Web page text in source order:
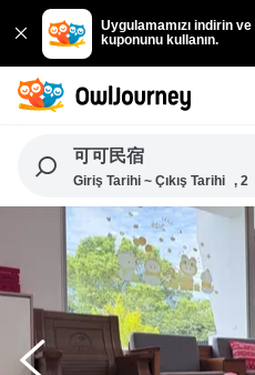
Uygulamamızı indirin
kuponunu kullanın.
可可民宿
Giriş Tarihi ~ Çıkış Tarihi , 2